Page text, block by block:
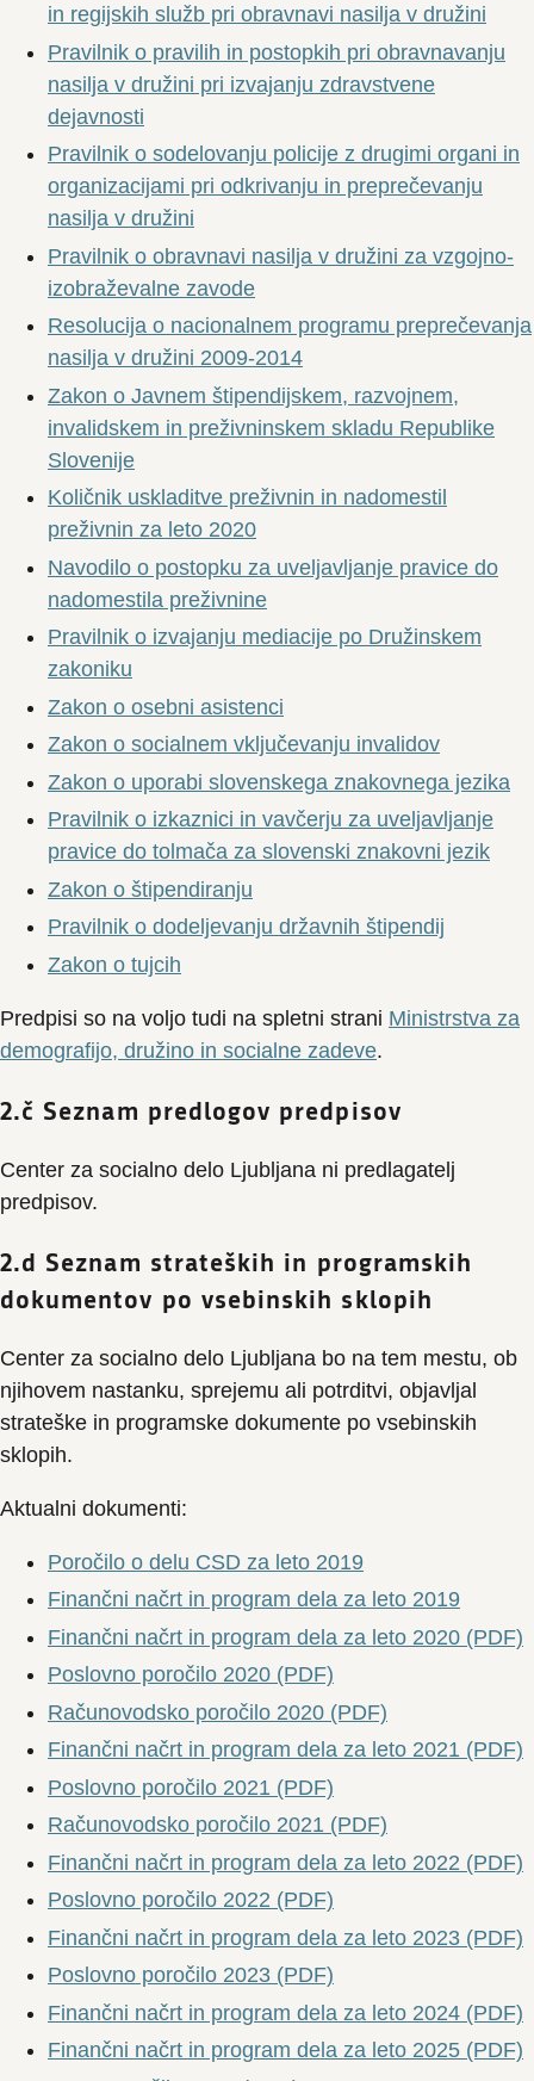
in regijskih služb pri obravnavi nasilja v družini
Pravilnik o pravilih in postopkih pri obravnavanju
nasilja v družini pri izvajanju zdravstvene
dejavnosti
Pravilnik o sodelovanju policije z drugimi organi in
organizacijami pri odkrivanju in preprečevanju
nasilja v družini
Pravilnik o obravnavi nasilja v družini za vzgojno-
izobraževalne zavode
Resolucija o nacionalnem programu preprečevanja
nasilja v družini 2009-2014
Zakon o Javnem štipendijskem, razvojnem,
invalidskem in preživninskem skladu Republike
Slovenije
Količnik uskladitve preživnin in nadomestil
preživnin za leto 2020
Navodilo o postopku za uveljavljanje pravice do
nadomestila preživnine
Pravilnik o izvajanju mediacije po Družinskem
zakoniku
Zakon o osebni asistenci
Zakon o socialnem vključevanju invalidov
Zakon o uporabi slovenskega znakovnega jezika
Pravilnik o izkaznici in vavčerju za uveljavljanje
pravice do tolmača za slovenski znakovni jezik
Zakon o štipendiranju
Pravilnik o dodeljevanju državnih štipendij
Zakon o tujcih
Predpisi so na voljo tudi na spletni strani Ministrstva za
demografijo, družino in socialne zadeve.
2.č Seznam predlogov predpisov
Center za socialno delo Ljubljana ni predlagatelj
predpisov.
2.d Seznam strateških in programskih
dokumentov po vsebinskih sklopih
Center za socialno delo Ljubljana bo na tem mestu, ob
njihovem nastanku, sprejemu ali potrditvi, objavljal
strateške in programske dokumente po vsebinskih
sklopih.
Aktualni dokumenti:
Poročilo o delu CSD za leto 2019
Finančni načrt in program dela za leto 2019
Finančni načrt in program dela za leto 2020 (PDF)
Poslovno poročilo 2020 (PDF)
Računovodsko poročilo 2020 (PDF)
Finančni načrt in program dela za leto 2021 (PDF)
Poslovno poročilo 2021 (PDF)
Računovodsko poročilo 2021 (PDF)
Finančni načrt in program dela za leto 2022 (PDF)
Poslovno poročilo 2022 (PDF)
Finančni načrt in program dela za leto 2023 (PDF)
Poslovno poročilo 2023 (PDF)
Finančni načrt in program dela za leto 2024 (PDF)
Finančni načrt in program dela za leto 2025 (PDF)